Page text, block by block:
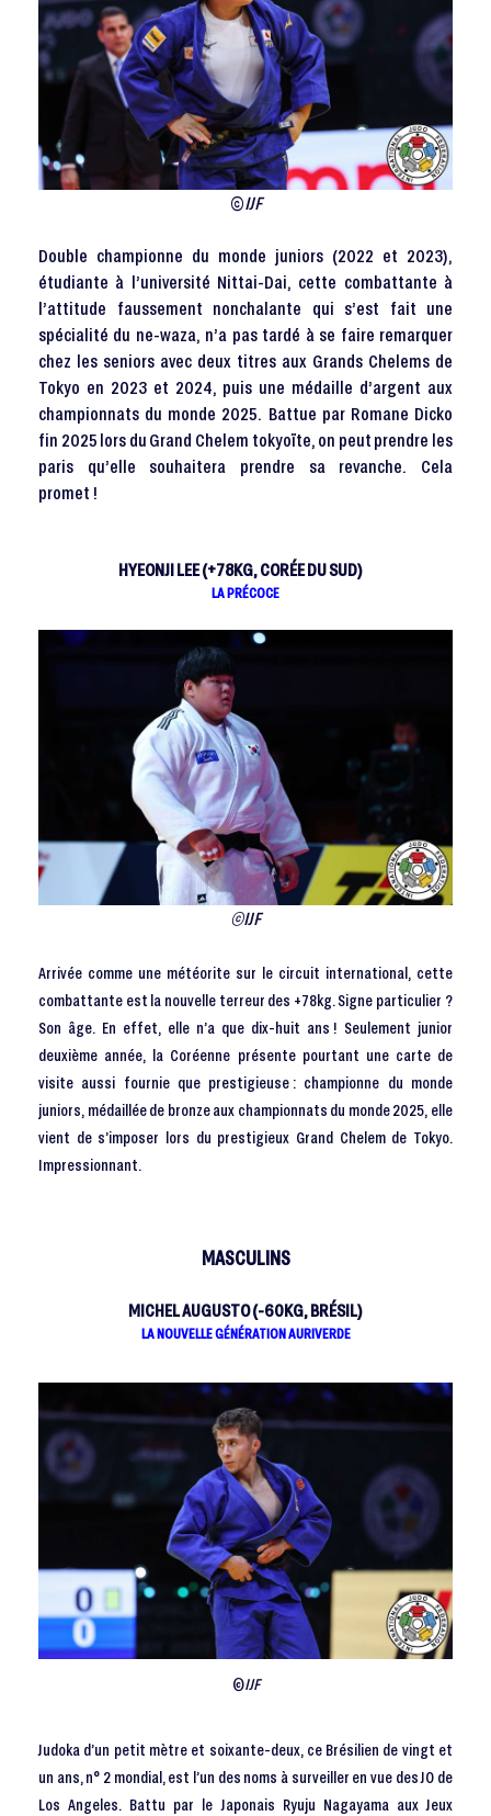
©IJF
Double championne du monde juniors (2022 et 2023),
étudiante à l’université Nittai-Dai, cette combattante à
l’attitude faussement nonchalante qui s’est fait une
spécialité du ne-waza, n’a pas tardé à se faire remarquer
chez les seniors avec deux titres aux Grands Chelems de
Tokyo en 2023 et 2024, puis une médaille d’argent aux
championnats du monde 2025. Battue par Romane Dicko
fin 2025 lors du Grand Chelem tokyoïte, on peut prendre les
paris qu’elle souhaitera prendre sa revanche. Cela
promet !
HYEONJI LEE (+78KG, CORÉE DU SUD)
LA PRÉCOCE
©IJF
Arrivée comme une météorite sur le circuit international, cette
combattante est la nouvelle terreur des +78kg. Signe particulier ?
Son âge. En effet, elle n’a que dix-huit ans ! Seulement junior
deuxième année, la Coréenne présente pourtant une carte de
visite aussi fournie que prestigieuse : championne du monde
juniors, médaillée de bronze aux championnats du monde 2025, elle
vient de s’imposer lors du prestigieux Grand Chelem de Tokyo.
Impressionnant.
MASCULINS
MICHEL AUGUSTO (-60KG, BRÉSIL)
LA NOUVELLE GÉNÉRATION AURIVERDE
©IJF
Judoka d’un petit mètre et soixante-deux, ce Brésilien de vingt et
un ans, n° 2 mondial, est l’un des noms à surveiller en vue des JO de
Los Angeles. Battu par le Japonais Ryuju Nagayama aux Jeux